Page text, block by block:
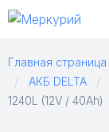
Главная страница
АКБ DELTA
1240L (12V / 40Ah)